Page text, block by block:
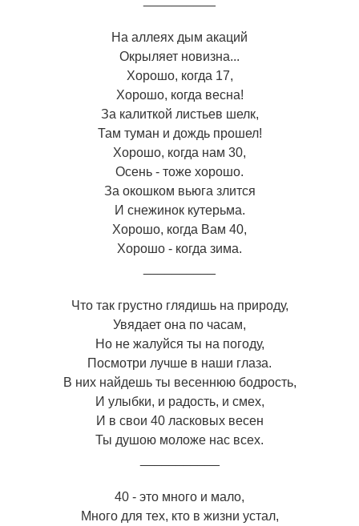
На аллеях дым акаций
Окрыляет новизна...
Хорошо, когда 17,
Хорошо, когда весна!
За калиткой листьев шелк,
Там туман и дождь прошел!
Хорошо, когда нам 30,
Осень - тоже хорошо.
За окошком вьюга злится
И снежинок кутерьма.
Хорошо, когда Вам 40,
Хорошо - когда зима.
Что так грустно глядишь на природу,
Увядает она по часам,
Но не жалуйся ты на погоду,
Посмотри лучше в наши глаза.
В них найдешь ты весеннюю бодрость,
И улыбки, и радость, и смех,
И в свои 40 ласковых весен
Ты душою моложе нас всех.
40 - это много и мало,
Много для тех, кто в жизни устал,